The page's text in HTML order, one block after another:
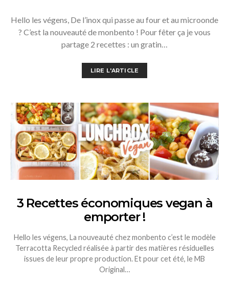
Hello les végens, De l’inox qui passe au four et au microonde
? C’est la nouveauté de monbento ! Pour fêter ça je vous
partage 2 recettes : un gratin…
LIRE L'ARTICLE
3 Recettes économiques vegan à
emporter !
Hello les végens, La nouveauté chez monbento c’est le modèle
Terracotta Recycled réalisée à partir des matières résiduelles
issues de leur propre production. Et pour cet été, le MB
Original…